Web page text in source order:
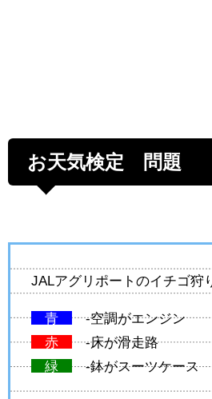
お天気検定 問題
JALアグリポートのイチゴ狩
青
-空調がエンジン
赤
-床が滑走路
緑
-鉢がスーツケース